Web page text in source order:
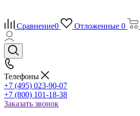
Сравнение0 Отложенные 0
Телефоны
+7 (495) 023-90-07
+7 (800) 101-18-38
Заказать звонок